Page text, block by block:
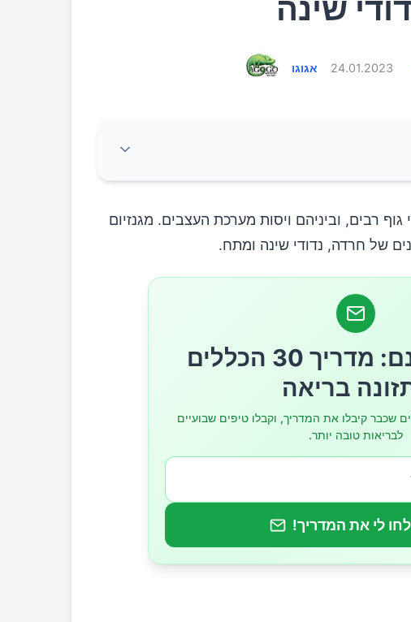
שינה
אגוגו 24.01.2023
גוף רבים, וביניהם ויסות מערכת העצבים. מגנזיום
של חרדה, נדודי שינה ומתח.
🎁 קבלו חינם: מדריך 30 הכללים
בריאה
46,000 ישראלים שכבר קיבלו את המדריך, וקבלו טיפים שבועיים
לבריאות טובה יותר.
לי את המדריך!